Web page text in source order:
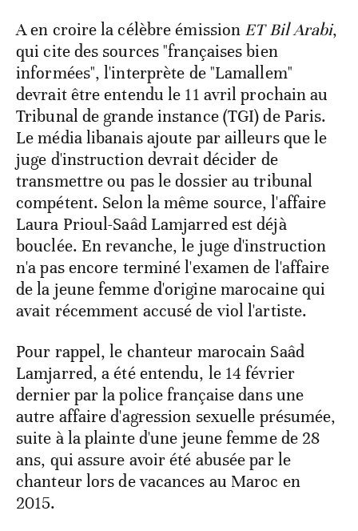
A en croire la célèbre émission ET Bil Arabi,
qui cite des sources "françaises bien
informées", l'interprète de "Lamallem"
devrait être entendu le 11 avril prochain au
Tribunal de grande instance (TGI) de Paris.
Le média libanais ajoute par ailleurs que le
juge d'instruction devrait décider de
transmettre ou pas le dossier au tribunal
compétent. Selon la même source, l'affaire
Laura Prioul-Saâd Lamjarred est déjà
bouclée. En revanche, le juge d'instruction
n'a pas encore terminé l'examen de l'affaire
de la jeune femme d'origine marocaine qui
avait récemment accusé de viol l'artiste.
Pour rappel, le chanteur marocain Saâd
Lamjarred, a été entendu, le 14 février
dernier par la police française dans une
autre affaire d'agression sexuelle présumée,
suite à la plainte d'une jeune femme de 28
ans, qui assure avoir été abusée par le
chanteur lors de vacances au Maroc en
2015.